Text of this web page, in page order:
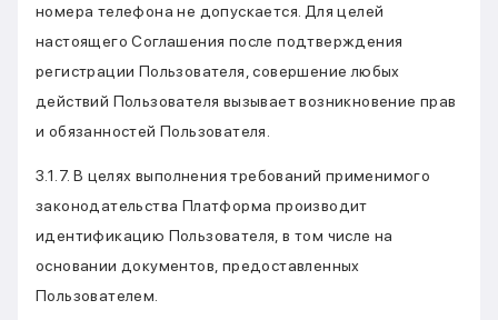
номера телефона не допускается. Для целей
настоящего Соглашения после подтверждения
регистрации Пользователя, совершение любых
действий Пользователя вызывает возникновение прав
и обязанностей Пользователя.
3.1.7. В целях выполнения требований применимого
законодательства Платформа производит
идентификацию Пользователя, в том числе на
основании документов, предоставленных
Пользователем.